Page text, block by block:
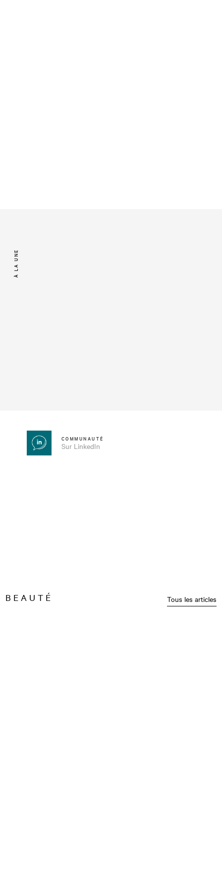
À LA UNE
COMMUNAUTÉ
Sur LinkedIn
BEAUTÉ Tous les articles